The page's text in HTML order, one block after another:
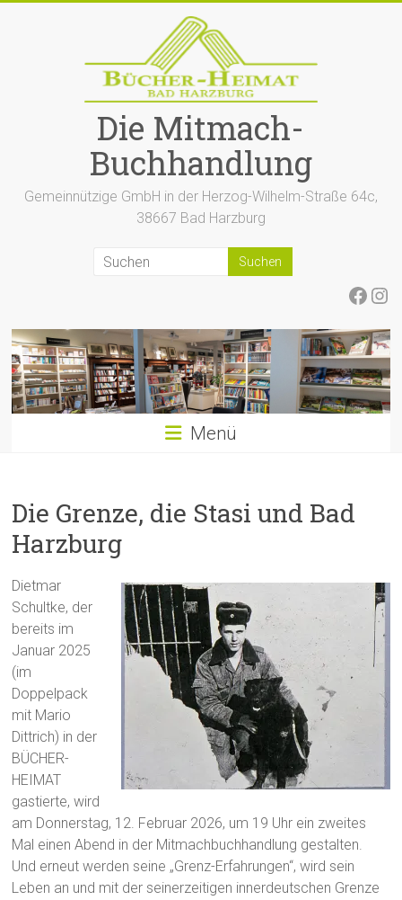
Die Mitmach-
Buchhandlung
Gemeinnützige GmbH in der Herzog-Wilhelm-Straße 64c,
38667 Bad Harzburg
Menü
Die Grenze, die Stasi und Bad
Harzburg
Dietmar
Schultke, der
bereits im
Januar 2025
(im
Doppelpack
mit Mario
Dittrich) in der
BÜCHER-
HEIMAT
gastierte, wird
am Donnerstag, 12. Februar 2026, um 19 Uhr ein zweites
Mal einen Abend in der Mitmachbuchhandlung gestalten.
Und erneut werden seine „Grenz-Erfahrungen“, wird sein
Leben an und mit der seinerzeitigen innerdeutschen Grenze